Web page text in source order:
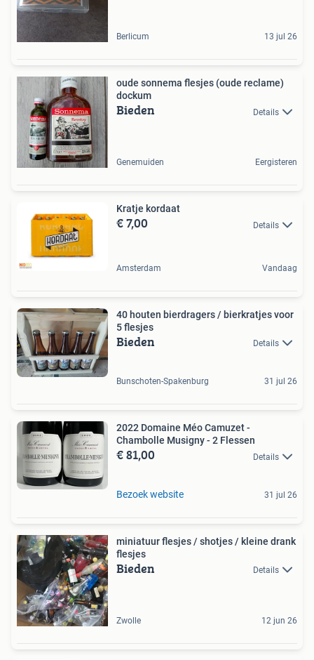
Berlicum 13 jul 26
oude sonnema flesjes (oude reclame)
dockum
Bieden Details
Genemuiden Eergisteren
Kratje kordaat
€ 7,00 Details
Amsterdam Vandaag
40 houten bierdragers / bierkratjes voor
5 flesjes
Bieden Details
Bunschoten-Spakenburg 31 jul 26
2022 Domaine Méo Camuzet -
Chambolle Musigny - 2 Flessen
€ 81,00 Details
Bezoek website 31 jul 26
miniatuur flesjes / shotjes / kleine drank
flesjes
Bieden Details
Zwolle 12 jun 26